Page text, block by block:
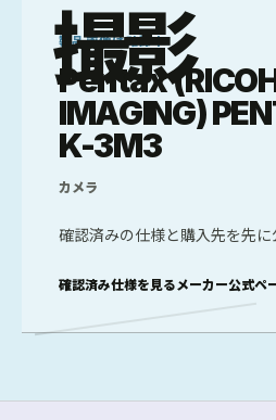
撮影
製品画像は確認中
Pentax
IMAGING)
K-3M3
カメラ
確認済みの仕様と購入先を先に
確認済み仕様を見る メーカー公式ペ